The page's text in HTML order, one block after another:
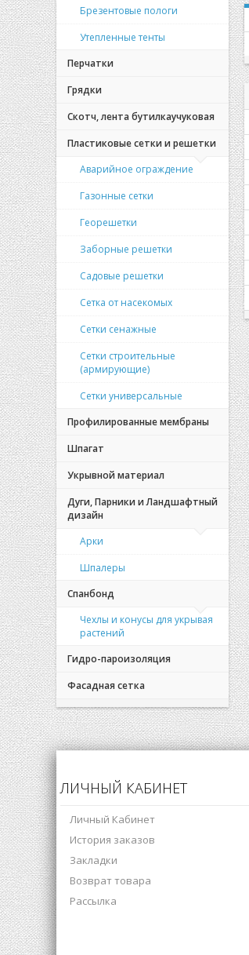
Брезентовые пологи
Утепленные тенты
Перчатки
Грядки
Скотч, лента бутилкаучуковая
Пластиковые сетки и решетки
Аварийное ограждение
Газонные сетки
Георешетки
Заборные решетки
Садовые решетки
Сетка от насекомых
Сетки сенажные
Сетки строительные
(армирующие)
Сетки универсальные
Профилированные мембраны
Шпагат
Укрывной материал
Дуги, Парники и Ландшафтный
дизайн
Арки
Шпалеры
Спанбонд
Чехлы и конусы для укрывая
растений
Гидро-пароизоляция
Фасадная сетка
ЛИЧНЫЙ КАБИНЕТ
Личный Кабинет
История заказов
Закладки
Возврат товара
Рассылка